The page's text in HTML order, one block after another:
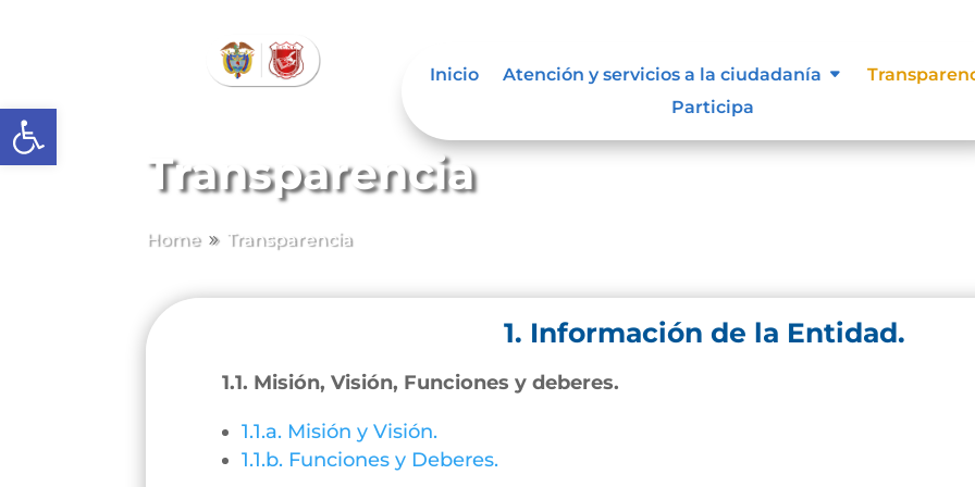
Abrir barra de herramientas
Inicio Atención y servicios a la ciudadanía
Participa
Transparencia
Home 9 Transparencia
1. Información de la Entidad.
1.1. Misión, Visión, Funciones y deberes.
1.1.a. Misión y Visión.
1.1.b. Funciones y Deberes.